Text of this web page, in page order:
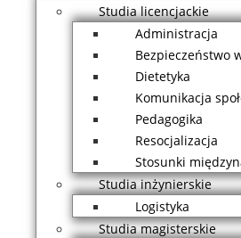
Studia licencjackie
Administracja
Bezpieczeństwo
Dietetyka
Komunikacja
Pedagogika
Resocjalizacja
Stosunki
Studia inżynierskie
Logistyka
Studia magisterskie